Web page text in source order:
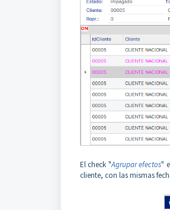
El check "Agrupar efectos"
cliente, con las mismas